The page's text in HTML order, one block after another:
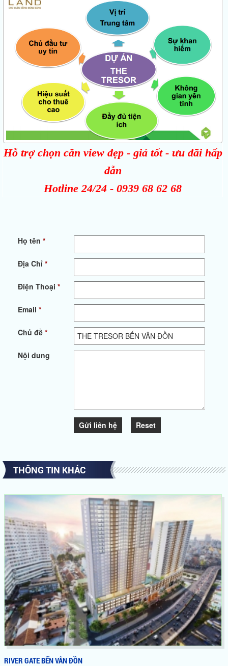
Hỗ trợ chọn căn view đẹp - giá tốt - ưu đãi hấp
dẫn
Hotline 24/24 - 0939 68 62 68
Họ tên *
Địa Chỉ *
Điện Thoại *
Email *
Chủ đề *
Nội dung
Gửi liên hệ Reset
THÔNG TIN KHÁC
RIVER GATE BẾN VÂN ĐỒN